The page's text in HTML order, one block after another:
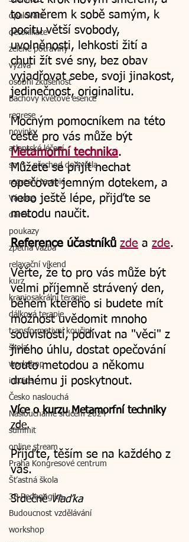
opalování
detoxikace
zelené potraviny
výživa
osobní zkušenost
Bachovy květové esence
regrese
novinky
atlantské léčení
smrt - přechod do světla
regresní terapie
Vánoce
dárek
poukazy
zpětná vazba
relaxační víkend
kurz
kraniosakrální terapie
dálková terapie
transformativní koučink
škola
workshop
intuice
Česko naslouchá
Nasloucháme srdcem 2024
summit
online stream
Praha Kongresové centrum
Šťastná škola
3P Pedagogika
Budoucnost vzdělávání
workshop
to směrem k sobě samým, k
pocitu větší svobody,
uvolněnosti, lehkosti žití a
chuti žít své sny, bez obav
vyjadřovat sebe, svoji jinakost,
jedinečnost, originalitu.
Mocným pomocníkem na této
cestě pro vás může být
Metamorfní technika.
Můžete se přijít nechat
opečovat jemným dotekem, a
nebo ještě lépe, přijďte se
metodu naučit.
Reference účastníků zde a zde.
Věřte, že to pro vás může být
velmi příjemně strávený den,
během kterého si budete mít
možnost uvědomit mnoho
souvislostí, podívat na "věci" z
jiného úhlu, dostat opečování
touto metodou a někomu
druhému ji poskytnout.
Více o kurzu Metamorfní techniky
zde.
Příjďte, těším se na každého z
vás.
Srdečně Vlaďka